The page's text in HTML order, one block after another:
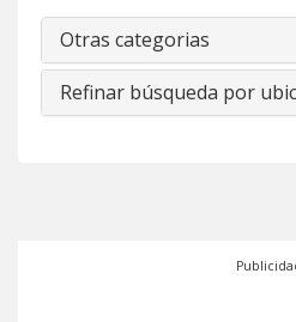
Otras categorias
Refinar búsqueda por